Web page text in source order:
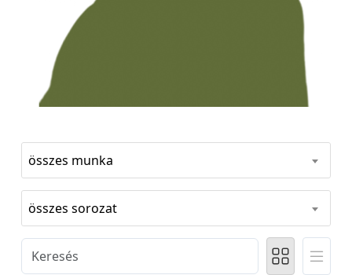
összes munka
összes sorozat